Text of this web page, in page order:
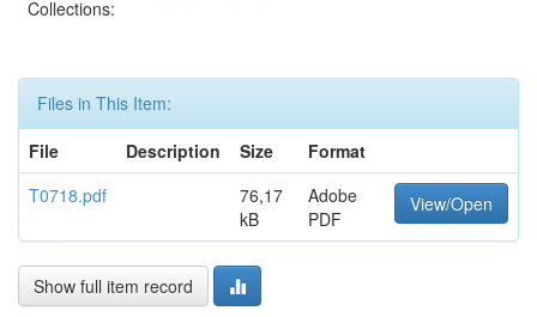
Collections:
Files in This Item:
File
Description Size
Format
T0718.pdf
76,17
kB
Adobe
PDF
View/Open
Show full item record